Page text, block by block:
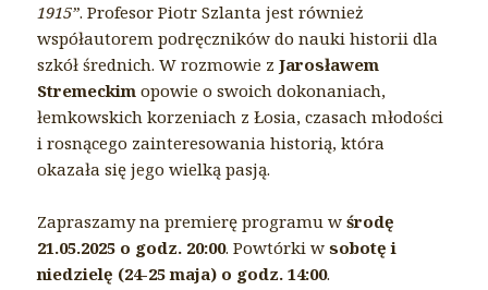
1915”. Profesor Piotr Szlanta jest również
współautorem podręczników do nauki historii dla
szkół średnich. W rozmowie zJarosławem
Stremeckim opowie o swoich dokonaniach,
łemkowskich korzeniach z Łosia, czasach młodości
i rosnącego zainteresowania historią, która
okazała się jego wielką pasją.
Zapraszamy na premierę programu wśrodę
21.05.2025 o godz. 20:00. Powtórki wsobotę i
niedzielę (24-25 maja) o godz. 14:00.